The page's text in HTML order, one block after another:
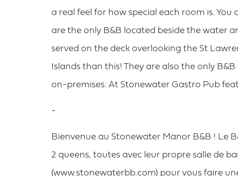
a real feel for how special each room is. You
are the only B&B located beside the water
served on the deck overlooking the St
Islands than this! They are also the only
on-premises: At Stonewater Gastro Pub
-
Bienvenue au Stonewater Manor B&B ! Le
2 queens, toutes avec leur propre salle de
(www.stonewaterbb.com) pour vous faire